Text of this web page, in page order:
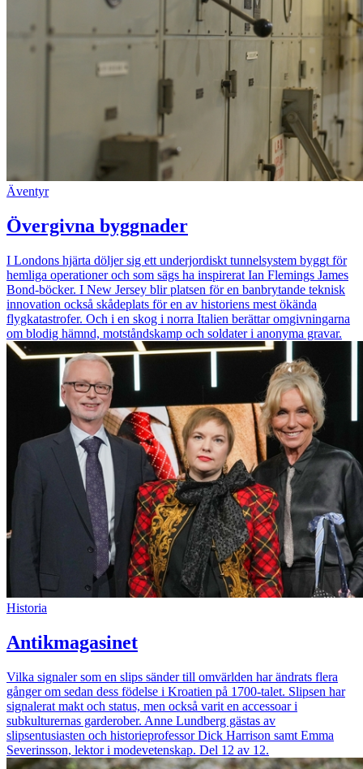
Äventyr
Övergivna byggnader
I Londons hjärta döljer sig ett underjordiskt tunnelsystem byggt för
hemliga operationer och som sägs ha inspirerat Ian Flemings James
Bond-böcker. I New Jersey blir platsen för en banbrytande teknisk
innovation också skådeplats för en av historiens mest ökända
flygkatastrofer. Och i en skog i norra Italien berättar omgivningarna
om blodig hämnd, motståndskamp och soldater i anonyma gravar.
Historia
Antikmagasinet
Vilka signaler som en slips sänder till omvärlden har ändrats flera
gånger om sedan dess födelse i Kroatien på 1700-talet. Slipsen har
signalerat makt och status, men också varit en accessoar i
subkulturernas garderober. Anne Lundberg gästas av
slipsentusiasten och historieprofessor Dick Harrison samt Emma
Severinsson, lektor i modevetenskap. Del 12 av 12.